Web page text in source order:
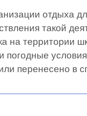
отдыха
такой
на территории
погодные
перенесено в